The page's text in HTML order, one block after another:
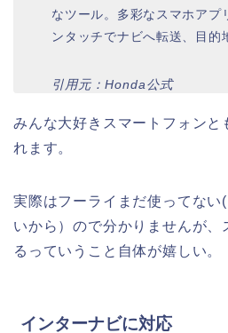
なツール。多彩なスマホアプ
ンタッチでナビへ転送、目的
引用元：Honda公式
みんな大好きスマートフォンと
れます。
実際はフーライまだ使ってない
いから）ので分かりませんが、
るっていうこと自体が嬉しい。
インターナビに対応